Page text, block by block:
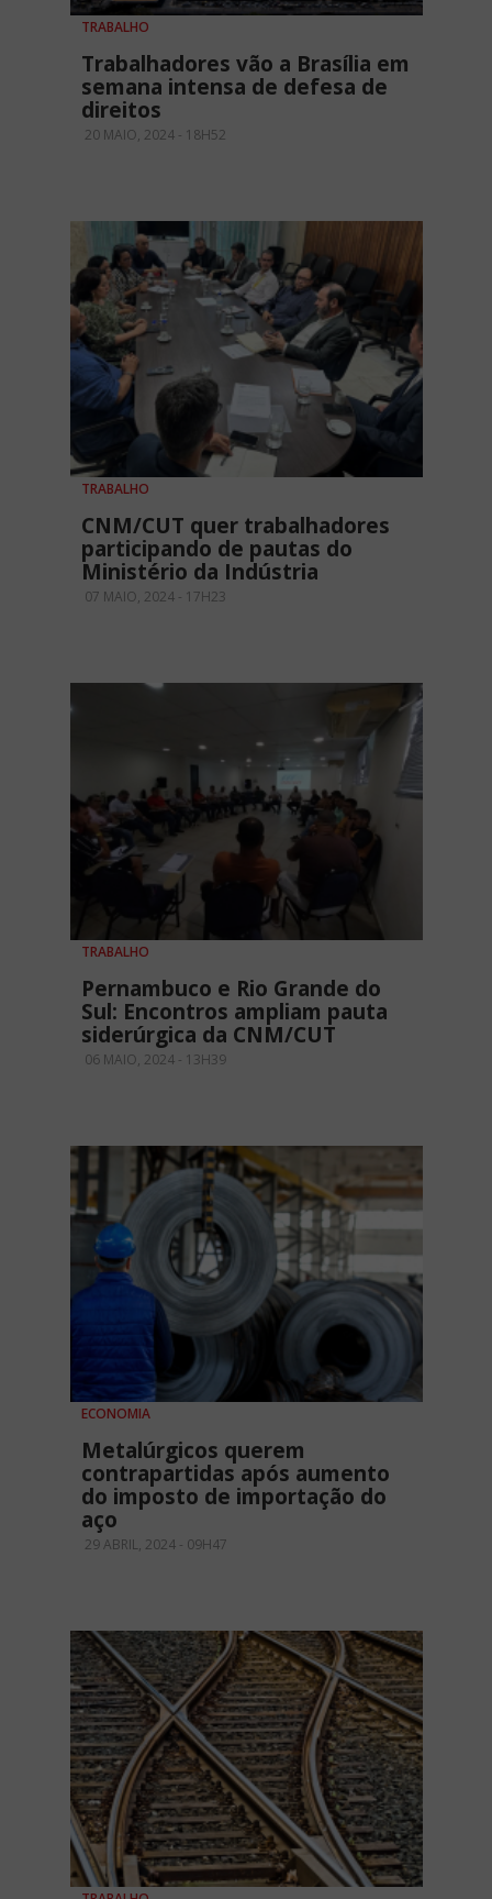
TRABALHO
Trabalhadores vão a Brasília em
semana intensa de defesa de
direitos
20 MAIO, 2024 - 18H52
TRABALHO
CNM/CUT quer trabalhadores
participando de pautas do
Ministério da Indústria
07 MAIO, 2024 - 17H23
TRABALHO
Pernambuco e Rio Grande do
Sul: Encontros ampliam pauta
siderúrgica da CNM/CUT
06 MAIO, 2024 - 13H39
ECONOMIA
Metalúrgicos querem
contrapartidas após aumento
do imposto de importação do
aço
29 ABRIL, 2024 - 09H47